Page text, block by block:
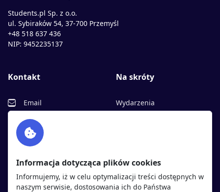
Students.pl Sp. z o.o.
ul. Sybiraków 54, 37-700 Przemyśl
+48 518 637 436
NIP: 9452235137
Kontakt
Email
Facebook
Twitter
Na skróty
Wydarzenia
Polityka cookies
Polityka prywatności
Informacja dotycząca plików cookies
Informujemy, iż w celu optymalizacji treści dostępnych w
naszym serwisie, dostosowania ich do Państwa